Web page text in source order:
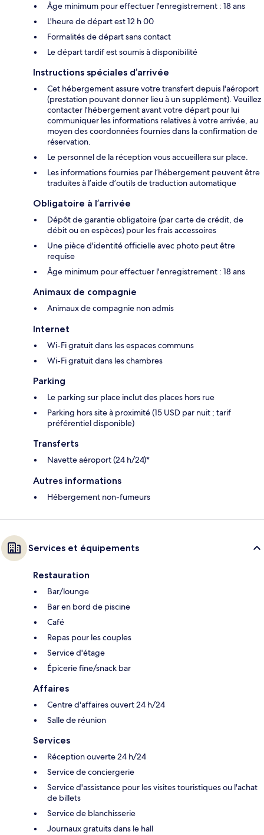
Âge minimum pour effectuer l'enregistrement : 18 ans
L'heure de départ est 12 h 00
Formalités de départ sans contact
Le départ tardif est soumis à disponibilité
Instructions spéciales d’arrivée
Cet hébergement assure votre transfert depuis l'aéroport
(prestation pouvant donner lieu à un supplément). Veuillez
contacter l'hébergement avant votre départ pour lui
communiquer les informations relatives à votre arrivée, au
moyen des coordonnées fournies dans la confirmation de
réservation.
Le personnel de la réception vous accueillera sur place.
Les informations fournies par l’hébergement peuvent être
traduites à l’aide d’outils de traduction automatique
Obligatoire à l’arrivée
Dépôt de garantie obligatoire (par carte de crédit, de
débit ou en espèces) pour les frais accessoires
Une pièce d'identité officielle avec photo peut être
requise
Âge minimum pour effectuer l'enregistrement : 18 ans
Animaux de compagnie
Animaux de compagnie non admis
Internet
Wi-Fi gratuit dans les espaces communs
Wi-Fi gratuit dans les chambres
Parking
Le parking sur place inclut des places hors rue
Parking hors site à proximité (15 USD par nuit ; tarif
préférentiel disponible)
Transferts
Navette aéroport (24 h/24)*
Autres informations
Hébergement non-fumeurs
Services et équipements
Restauration
Bar/lounge
Bar en bord de piscine
Café
Repas pour les couples
Service d'étage
Épicerie fine/snack bar
Affaires
Centre d'affaires ouvert 24 h/24
Salle de réunion
Services
Réception ouverte 24 h/24
Service de conciergerie
Service d'assistance pour les visites touristiques ou l'achat
de billets
Service de blanchisserie
Journaux gratuits dans le hall